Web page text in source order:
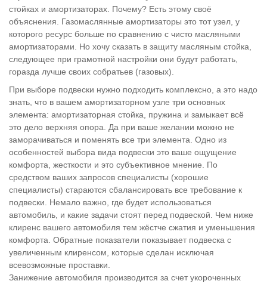
стойках и амортизаторах. Почему? Есть этому своё
объяснения. Газомаслянные амортизаторы это тот узел, у
которого ресурс больше по сравнению с чисто масляными
амортизаторами. Но хочу сказать в защиту масляным стойка,
следующее при грамотной настройки они будут работать,
горазда лучше своих собратьев (газовых).
При выборе подвески нужно подходить комплексно, а это надо
знать, что в вашем амортизаторном узле три основных
элемента: амортизаторная стойка, пружина и замыкает всё
это дело верхняя опора. Да при ваше желании можно не
заморачиваться и поменять все три элемента. Одно из
особенностей выбора вида подвески это ваше ощущение
комфорта, жесткости и это субъективное мнение. По
средством ваших запросов специалисты (хорошие
специалисты) стараются сбалансировать все требование к
подвески. Немало важно, где будет использоваться
автомобиль, и какие задачи стоят перед подвеской. Чем ниже
клиренс вашего автомобиля тем жёстче сжатия и уменьшения
комфорта. Обратные показатели показывает подвеска с
увеличенным клиренсом, которые сделан исключая
всевозможные проставки.
Занижение автомобиля производится за счет укороченных